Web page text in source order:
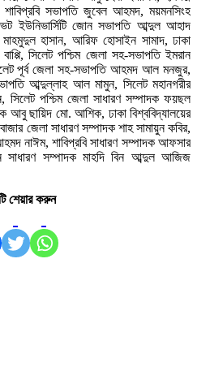
সভাপতি জুবেল আহমদ, ময়মনসিংহ
ইউনিভার্সিটি জোন সভাপতি আব্দুল আহাদ
হাসান, আরিফ হোসাইন সামাদ, ঢাকা
সিলেট পশ্চিম জেলা সহ-সভাপতি ইমরান
পূর্ব জেলা সহ-সভাপতি আহমদ আল মনজুর,
আব্দুল্লাহ আল মামুন, সিলেট মহানগরীর
সিলেট পশ্চিম জেলা সাধারণ সম্পাদক ফয়ছল
আবু ছায়িদ মো. আশিক, ঢাকা বিশ্ববিদ্যালয়ের
জেলা সাধারণ সম্পাদক শাহ সামায়ুন কবির,
নাঈম, শাবিপ্রবি সাধারণ সম্পাদক আফসার
সাধারণ সম্পাদক মাহদি বিন আব্দুল আজিজ
শেয়ার করুন